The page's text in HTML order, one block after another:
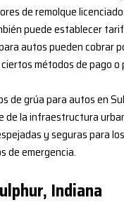
de remolque
puede establecer
autos pueden cobrar
métodos de pago o
de grúa para autos en
de la infraestructura
y seguras para
de emergencia.
Indiana